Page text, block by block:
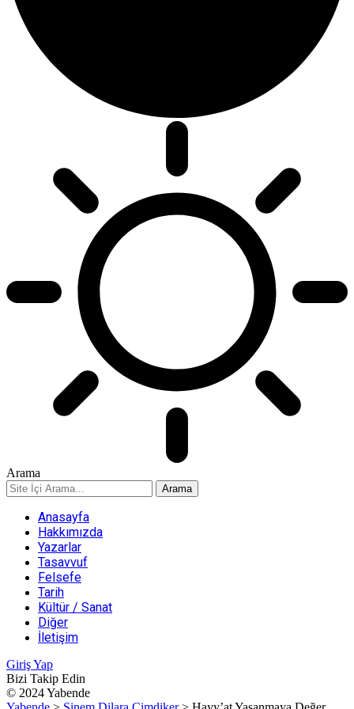
Arama
Anasayfa
Hakkımızda
Yazarlar
Tasavvuf
Felsefe
Tarih
Kültür / Sanat
Diğer
İletişim
Giriş Yap
Bizi Takip Edin
© 2024 Yabende